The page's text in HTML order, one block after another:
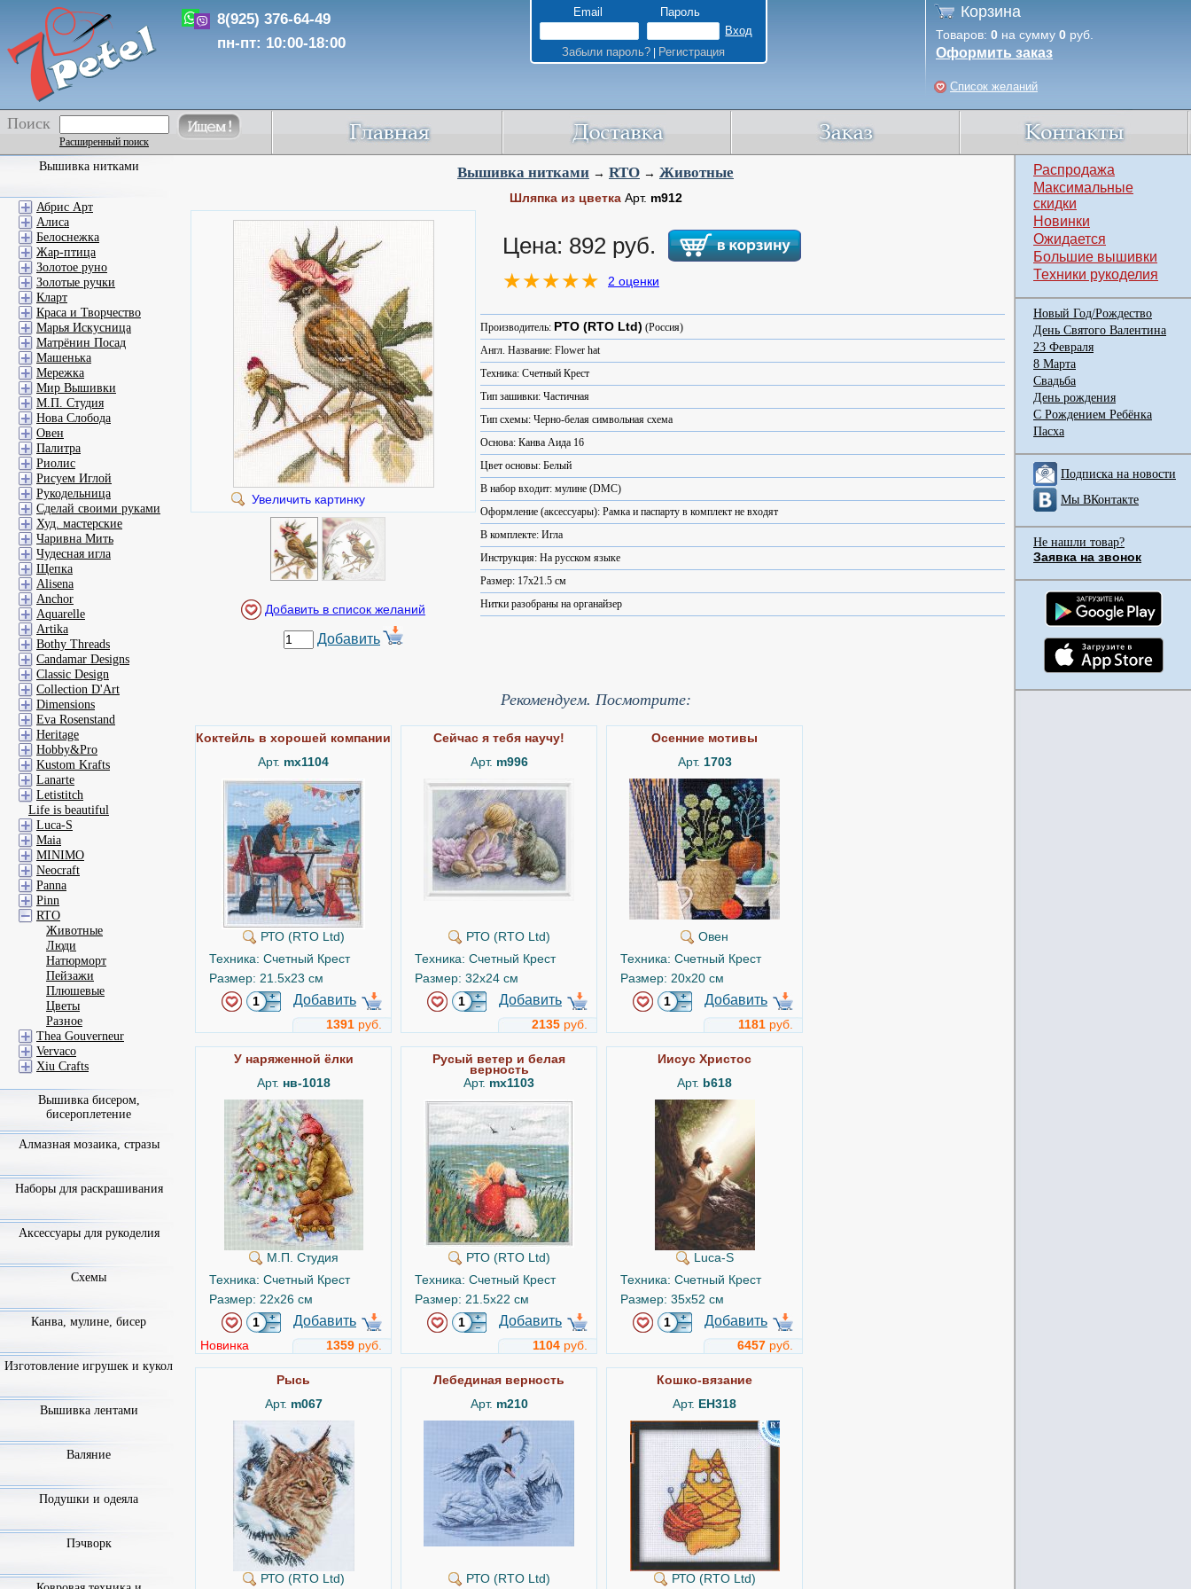
8(925) 376-64-49
пн-пт: 10:00-18:00
Email Пароль
Забыли пароль?| Регистрация
Корзина
Товаров: 0 на сумму 0 руб.
Оформить заказ
Список желаний
Поиск
Расширенный поиск
Вышивка нитками → RTO → Животные
Шляпка из цветкаАрт. m912
Увеличить картинку
Добавить
Цена: 892 руб.
2 оценки
Производитель: РТО (RTO Ltd) (Россия)
Англ. Название: Flower hat
Техника: Счетный Крест
Тип зашивки: Частичная
Тип схемы: Черно-белая символьная схема
Основа: Канва Аида 16
Цвет основы: Белый
В набор входит: мулине (DMC)
Оформление (аксессуары): Рамка и паспарту в комплект не входят
В комплекте: Игла
Инструкция: На русском языке
Размер: 17x21.5 см
Нитки разобраны на органайзер
Рекомендуем. Посмотрите:
Коктейль в хорошей компании
Арт. mx1104
РТО (RTO Ltd)
Техника: Счетный Крест
Размер: 21.5x23 см
Добавить
1391 руб.
Сейчас я тебя научу!
Арт. m996
РТО (RTO Ltd)
Техника: Счетный Крест
Размер: 32x24 см
Добавить
2135 руб.
Осенние мотивы
Арт. 1703
Овен
Техника: Счетный Крест
Размер: 20x20 см
Добавить
1181 руб.
У наряженной ёлки
Арт. нв-1018
М.П. Студия
Техника: Счетный Крест
Размер: 22x26 см
Добавить
Новинка 1359 руб.
Русый ветер и белая
верность
Арт. mx1103
РТО (RTO Ltd)
Техника: Счетный Крест
Размер: 21.5x22 см
Добавить
1104 руб.
Иисус Христос
Арт. b618
Luca-S
Техника: Счетный Крест
Размер: 35x52 см
Добавить
6457 руб.
Рысь
Арт. m067
РТО (RTO Ltd)
Лебединая верность
Арт. m210
РТО (RTO Ltd)
Кошко-вязание
Арт. EH318
РТО (RTO Ltd)
Вышивка нитками
Абрис Арт
Алиса
Белоснежка
Жар-птица
Золотое руно
Золотые ручки
Кларт
Краса и Творчество
Марья Искусница
Матрёнин Посад
Машенька
Мережка
Мир Вышивки
М.П. Студия
Нова Слобода
Овен
Палитра
Риолис
Рисуем Иглой
Рукодельница
Сделай своими руками
Худ. мастерские
Чаривна Мить
Чудесная игла
Щепка
Alisena
Anchor
Aquarelle
Artika
Bothy Threads
Candamar Designs
Classic Design
Collection D'Art
Dimensions
Eva Rosenstand
Heritage
Hobby&Pro
Kustom Krafts
Lanarte
Letistitch
Life is beautiful
Luca-S
Maia
MINIMO
Neocraft
Panna
Pinn
RTO
Животные
Люди
Натюрморт
Пейзажи
Плюшевые
Цветы
Разное
Thea Gouverneur
Vervaco
Xiu Crafts
Вышивка бисером,
бисероплетение
Алмазная мозаика, стразы
Наборы для раскрашивания
Аксессуары для рукоделия
Схемы
Канва, мулине, бисер
Изготовление игрушек и кукол
Вышивка лентами
Валяние
Подушки и одеяла
Пэчворк
Распродажа
Максимальные
скидки
Новинки
Ожидается
Большие вышивки
Техники рукоделия
Новый Год/Рождество
День Святого Валентина
23 Февраля
8 Марта
Свадьба
День рождения
С Рождением Ребёнка
Пасха
Подписка на новости
Мы ВКонтакте
Не нашли товар?
Заявка на звонок